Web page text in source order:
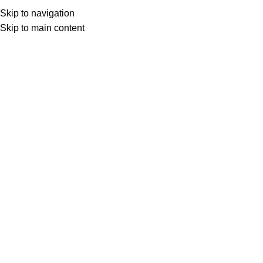
Skip to navigation
Skip to main content